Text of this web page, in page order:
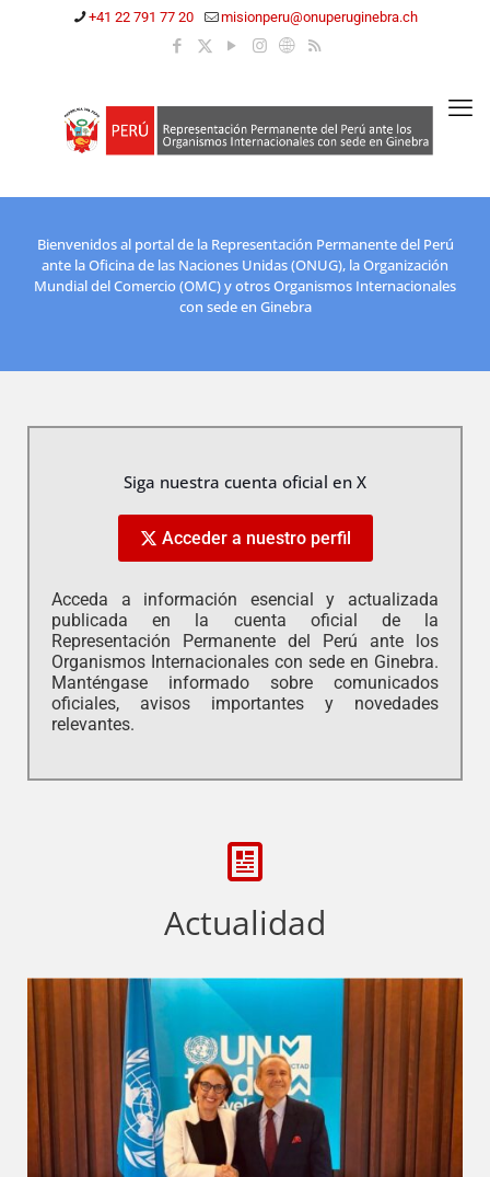
+41 22 791 77 20 misionperu@onuperuginebra.ch
Bienvenidos al portal de la Representación Permanente del Perú
ante la Oficina de las Naciones Unidas (ONUG), la Organización
Mundial del Comercio (OMC) y otros Organismos Internacionales
con sede en Ginebra
Siga nuestra cuenta oficial en X
Acceder a nuestro perfil
Acceda a información esencial y actualizada
publicada en la cuenta oficial de la
Representación Permanente del Perú ante los
Organismos Internacionales con sede en Ginebra.
Manténgase informado sobre comunicados
oficiales, avisos importantes y novedades
relevantes.
Actualidad